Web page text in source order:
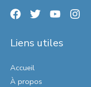
Liens utiles
Accueil
À propos